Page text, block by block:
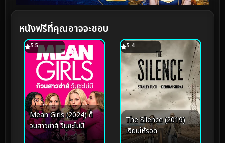
หนังฟรีที่คุณอาจจะชอบ
5.5
Mean Girls (2024) ก๊
วนสาวซ่าส์ วีนซะไม่มี
5.4
The Silence (2019)
เงียบให้รอด